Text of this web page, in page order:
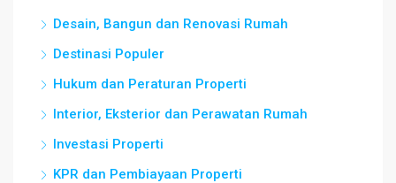
Desain, Bangun dan Renovasi Rumah
Destinasi Populer
Hukum dan Peraturan Properti
Interior, Eksterior dan Perawatan Rumah
Investasi Properti
KPR dan Pembiayaan Properti